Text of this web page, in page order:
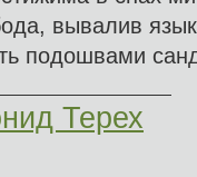
вывалив
подошвами
Терех